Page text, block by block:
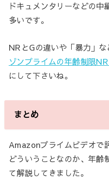
ドキュメンタリーなどの
多いです。
NRとGの違いや「暴力」
ゾンプライムの年齢制限
にして下さいね。
まとめ
Amazonプライムビデオで
どういうことなのか、年齢
て解説してきました。